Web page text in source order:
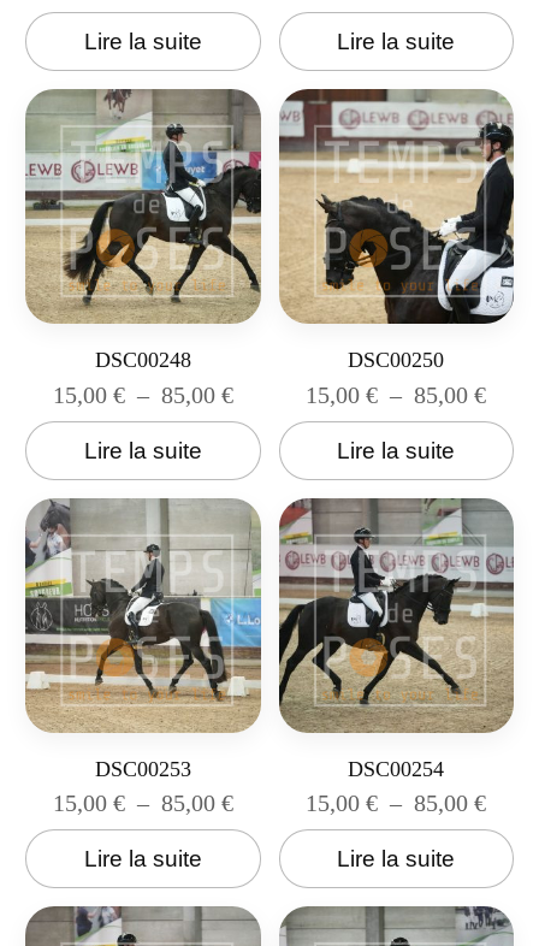
Lire la suite Lire la suite
DSC00248
15,00 € – 85,00 €
Lire la suite
DSC00250
15,00€ – 85,00€
Lire la suite
DSC00253
15,00 € – 85,00 €
Lire la suite
DSC00254
15,00€ – 85,00€
Lire la suite